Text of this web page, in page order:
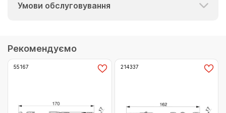
Умови обслуговування
Рекомендуємо
55167 214337